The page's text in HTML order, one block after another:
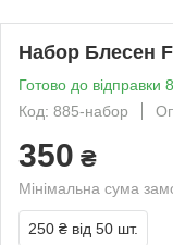
Набор Блесен
Готово до відправки
Код: 885-набор
350 ₴
Мінімальна сума
250 ₴ від 50 шт.